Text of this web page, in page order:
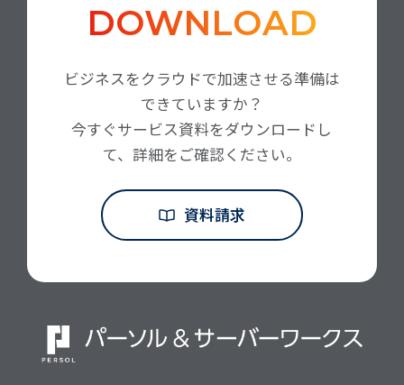
DOWNLOAD
ビジネスをクラウドで加速させる準備は
できていますか？
今すぐサービス資料をダウンロードし
て、詳細をご確認ください。
資料請求